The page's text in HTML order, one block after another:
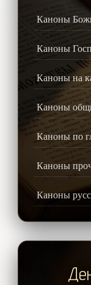
Каноны
Каноны
Каноны на
Каноны
Каноны по
Каноны
Каноны